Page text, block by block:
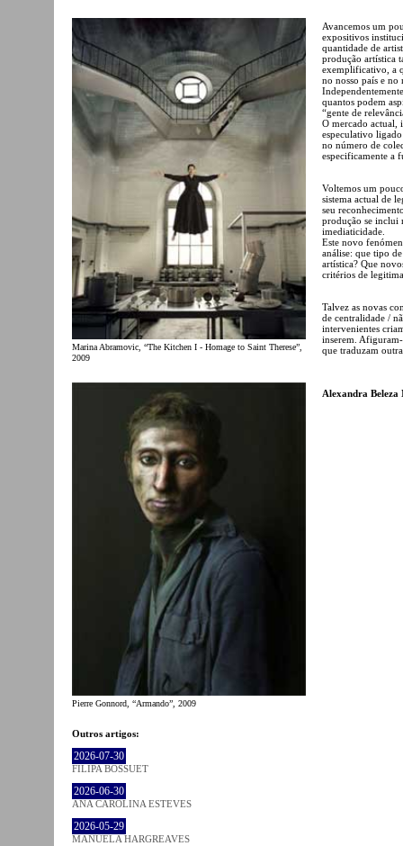
Marina Abramovic, “The Kitchen I - Homage to Saint Therese”,
2009
Pierre Gonnord, “Armando”, 2009
Outros artigos:
2026-07-30
FILIPA BOSSUET
2026-06-30
ANA CAROLINA ESTEVES
2026-05-29
MANUELA HARGREAVES
Avancemos um
expositivos
quantidade de
produção artística
exemplificativo, a
no nosso país e no
quantos podem
“gente de
O mercado actual,
especulativo
no número de
especificamente a
Voltemos um
sistema actual de
seu
produção se inclui
imediaticidade.
Este novo
análise: que tipo
artística? Que
critérios de
Talvez as novas
de centralidade /
intervenientes
inserem.
que traduzam
Alexandra Beleza